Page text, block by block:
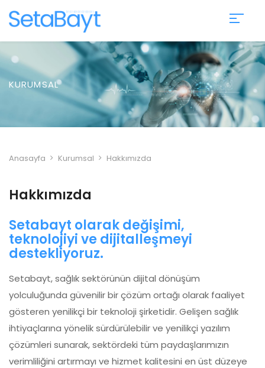
KURUMSAL
Anasayfa Kurumsal Hakkımızda
Hakkımızda
Setabayt olarak değişimi​,
teknolojiyi ve dijitalleşmeyi
destekliyoruz.
Setabayt, sağlık sektörünün dijital dönüşüm
yolculuğunda güvenilir bir çözüm ortağı olarak faaliyet
gösteren yenilikçi bir teknoloji şirketidir. Gelişen sağlık
ihtiyaçlarına yönelik sürdürülebilir ve yenilikçi yazılım
çözümleri sunarak, sektördeki tüm paydaşlarımızın
verimliliğini artırmayı ve hizmet kalitesini en üst düzeye